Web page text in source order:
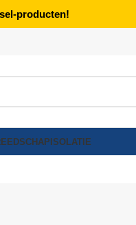
producten!
ISOLATIE